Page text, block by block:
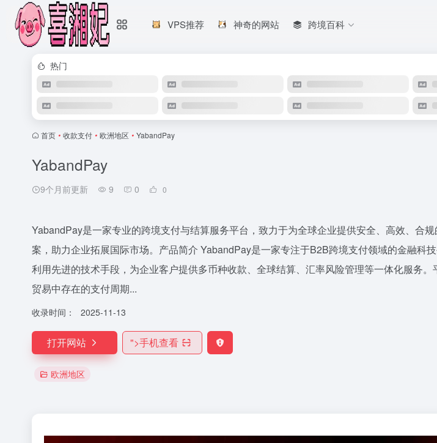
VPS推荐 神奇的网站 跨境百科
热门
首页 • 收款支付 • 欧洲地区 • YabandPay
YabandPay
9个月前更新 9 0 0
YabandPay是一家专业的跨境支付与结算服务平台，致力于为全球企业提供安全、高效、合
案，助力企业拓展国际市场。产品简介 YabandPay是一家专注于B2B跨境支付领域的金融科
利用先进的技术手段，为企业客户提供多币种收款、全球结算、汇率风险管理等一体化服务
贸易中存在的支付周期...
收录时间： 2025-11-13
打开网站 ">手机查看
欧洲地区